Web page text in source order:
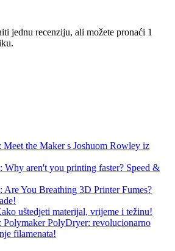
jednu recenziju, ali možete pronaći 1
Meet the Maker s Joshuom Rowley iz
Why aren't you printing faster? Speed &
Are You Breathing 3D Printer Fumes?
uštedjeti materijal, vrijeme i težinu!
Polymaker PolyDryer: revolucionarno
filamenata!